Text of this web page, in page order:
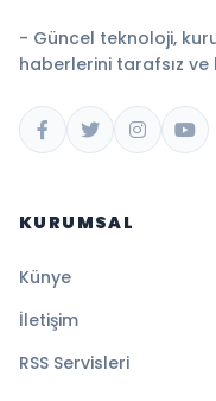
- Güncel teknoloji,
haberlerini tarafsız ve
KURUMSAL
Künye
İletişim
RSS Servisleri